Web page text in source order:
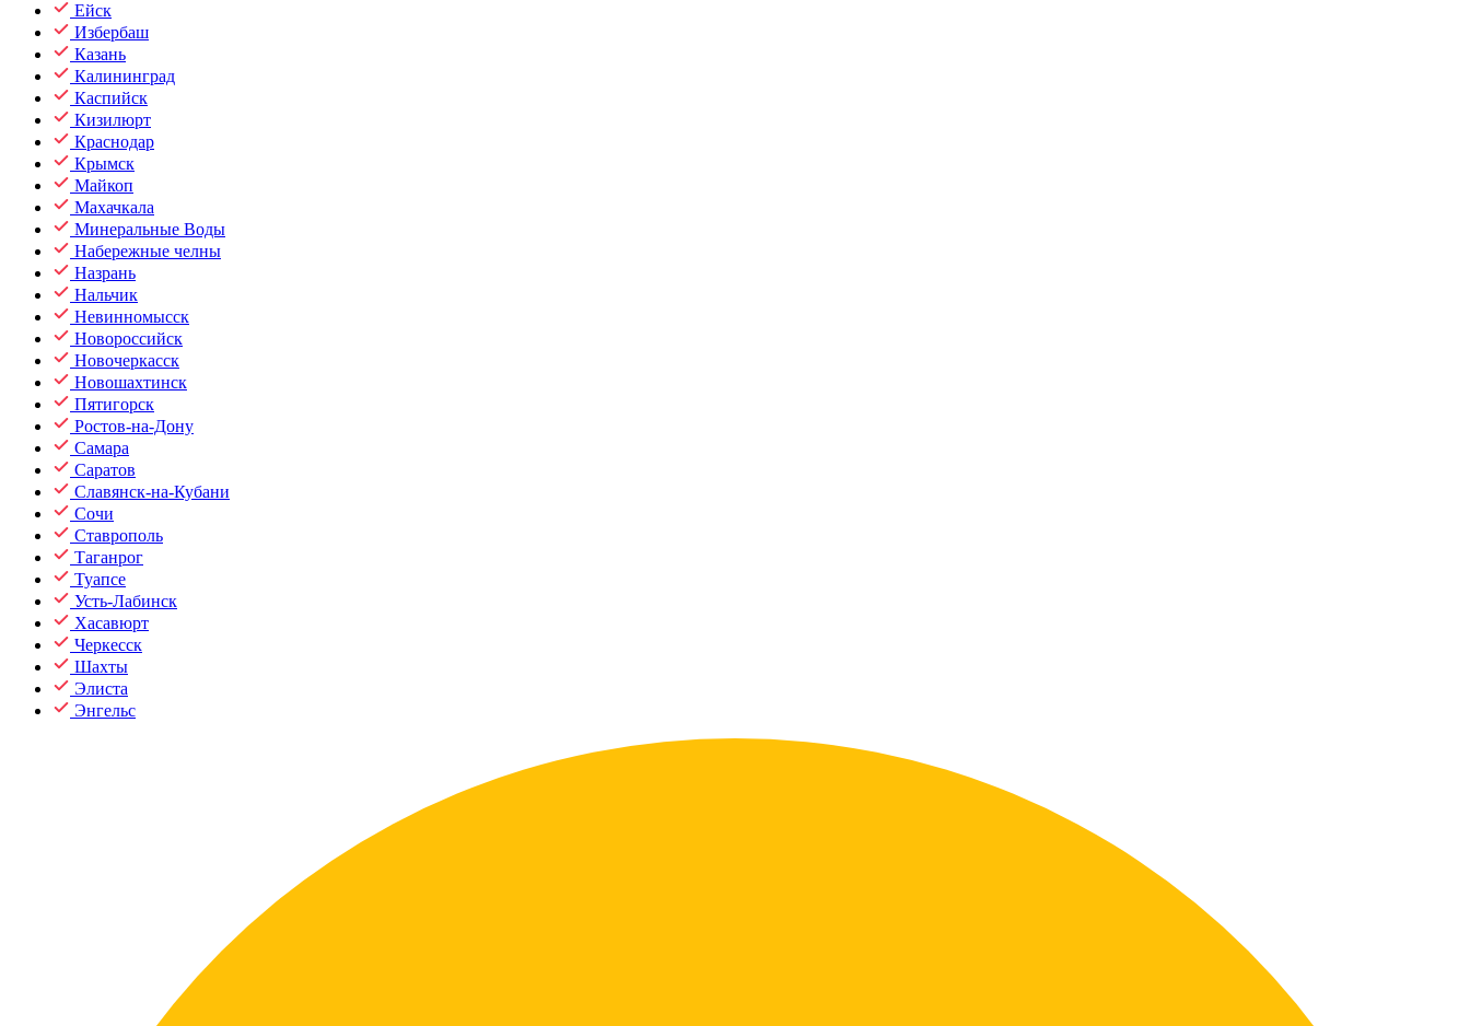
Ейск
Избербаш
Казань
Калининград
Каспийск
Кизилюрт
Краснодар
Крымск
Майкоп
Махачкала
Минеральные Воды
Набережные челны
Назрань
Нальчик
Невинномысск
Новороссийск
Новочеркасск
Новошахтинск
Пятигорск
Ростов-на-Дону
Самара
Саратов
Славянск-на-Кубани
Сочи
Ставрополь
Таганрог
Туапсе
Усть-Лабинск
Хасавюрт
Черкесск
Шахты
Элиста
Энгельс